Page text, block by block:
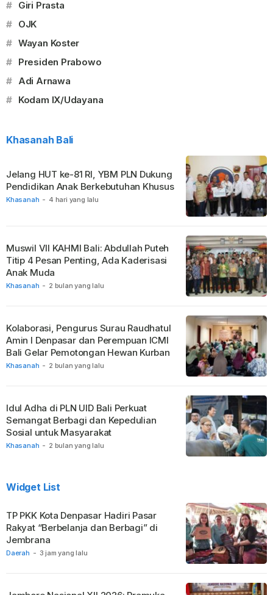
# Giri Prasta
# OJK
# Wayan Koster
# Presiden Prabowo
# Adi Arnawa
# Kodam IX/Udayana
Khasanah Bali
Khasanah - 4 hari yang lalu
Jelang HUT ke-81 RI, YBM PLN Dukung
Pendidikan Anak Berkebutuhan Khusus
Khasanah - 2 bulan yang lalu
Muswil VII KAHMI Bali: Abdullah Puteh
Titip 4 Pesan Penting, Ada Kaderisasi
Anak Muda
Khasanah - 2 bulan yang lalu
Kolaborasi, Pengurus Surau Raudhatul
Amin I Denpasar dan Perempuan ICMI
Bali Gelar Pemotongan Hewan Kurban
Khasanah - 2 bulan yang lalu
Idul Adha di PLN UID Bali Perkuat
Semangat Berbagi dan Kepedulian
Sosial untuk Masyarakat
Widget List
Daerah - 3 jam yang lalu
TP PKK Kota Denpasar Hadiri Pasar
Rakyat “Berbelanja dan Berbagi” di
Jembrana